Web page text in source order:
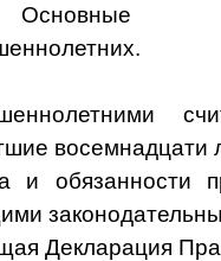
восемнадцати
и обязанности
Декларация